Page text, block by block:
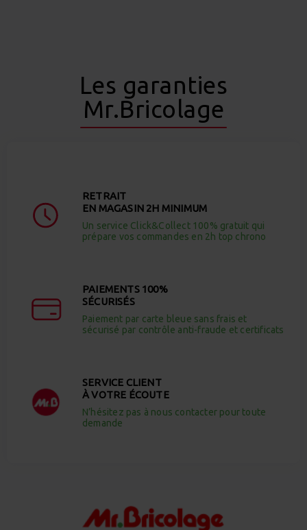
Les garanties
Mr.Bricolage
RETRAIT
EN MAGASIN 2H MINIMUM
Un service Click&Collect 100% gratuit qui
prépare vos commandes en 2h top chrono
PAIEMENTS 100%
SÉCURISÉS
Paiement par carte bleue sans frais et
sécurisé par contrôle anti-fraude et certificats
SERVICE CLIENT
À VOTRE ÉCOUTE
N’hésitez pas à nous contacter pour toute
demande